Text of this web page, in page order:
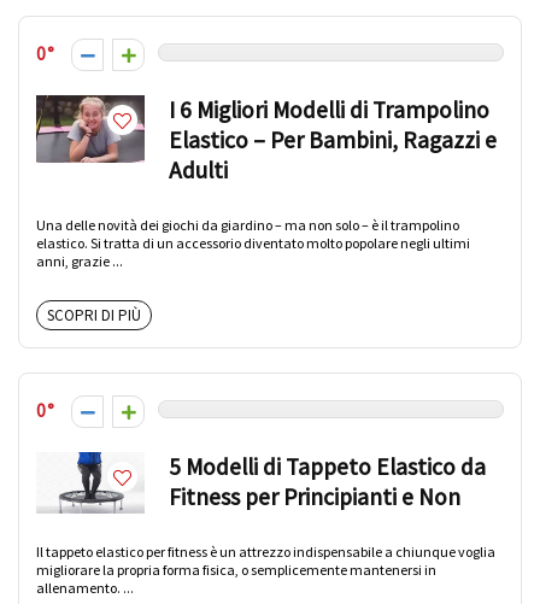
0
I 6 Migliori Modelli di Trampolino
Elastico – Per Bambini, Ragazzi e
Adulti
Una delle novità dei giochi da giardino – ma non solo – è il trampolino
elastico. Si tratta di un accessorio diventato molto popolare negli ultimi
anni, grazie ...
SCOPRI DI PIÙ
0
5 Modelli di Tappeto Elastico da
Fitness per Principianti e Non
Il tappeto elastico per fitness è un attrezzo indispensabile a chiunque voglia
migliorare la propria forma fisica, o semplicemente mantenersi in
allenamento. ...